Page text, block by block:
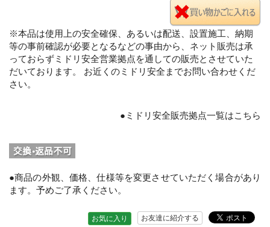
※本品は使用上の安全確保、あるいは配送、設置施工、納期
等の事前確認が必要となるなどの事由から、ネット販売は承
っておらずミドリ安全営業拠点を通しての販売とさせていた
だいております。 お近くのミドリ安全までお問い合わせくだ
さい。
●ミドリ安全販売拠点一覧はこちら
●商品の外観、価格、仕様等を変更させていただく場合があり
ます。予めご了承ください。
お友達に紹介する
お気に入り